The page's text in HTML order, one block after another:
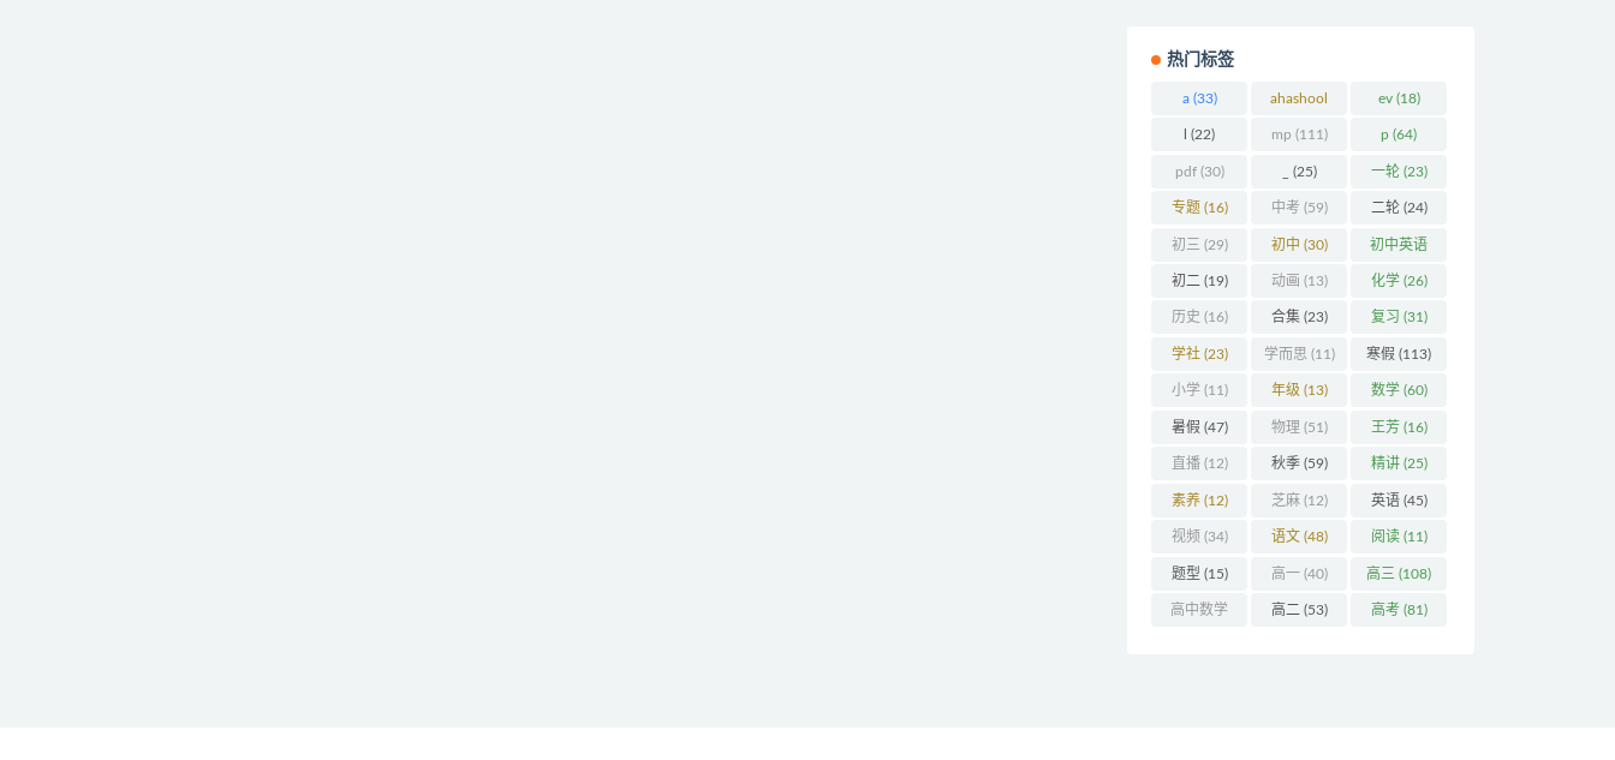
热门标签
a(33) ahashool
(29)
ev(18)
(22) mp (111) p (64)
pdf(30) (25) 一轮(23)
专题 (16) 中考 (59) 二轮(24)
初三 (29) 初中 (30) 初中英语
(32)
初二 (19) 动画 (13) 化学(26)
历史 (16) 合集(23) 复习 (31)
学社(23) 学而思 (11) 寒假 (113)
小学(11) 年级 (13) 数学(60)
暑假 (47) 物理 (51) 王芳(16)
直播(12) 秋季(59) 精讲(25)
素养(12) 芝麻(12) 英语(45)
视频 (34) 语文 (48) 阅读(11)
题型 (15) 高一(40) 高三 (108)
高中数学 高二 (53) 高考(81)